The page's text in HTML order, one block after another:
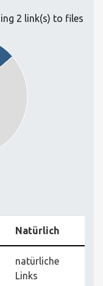
2 link(s) to files
Natürlich
natürliche
Links